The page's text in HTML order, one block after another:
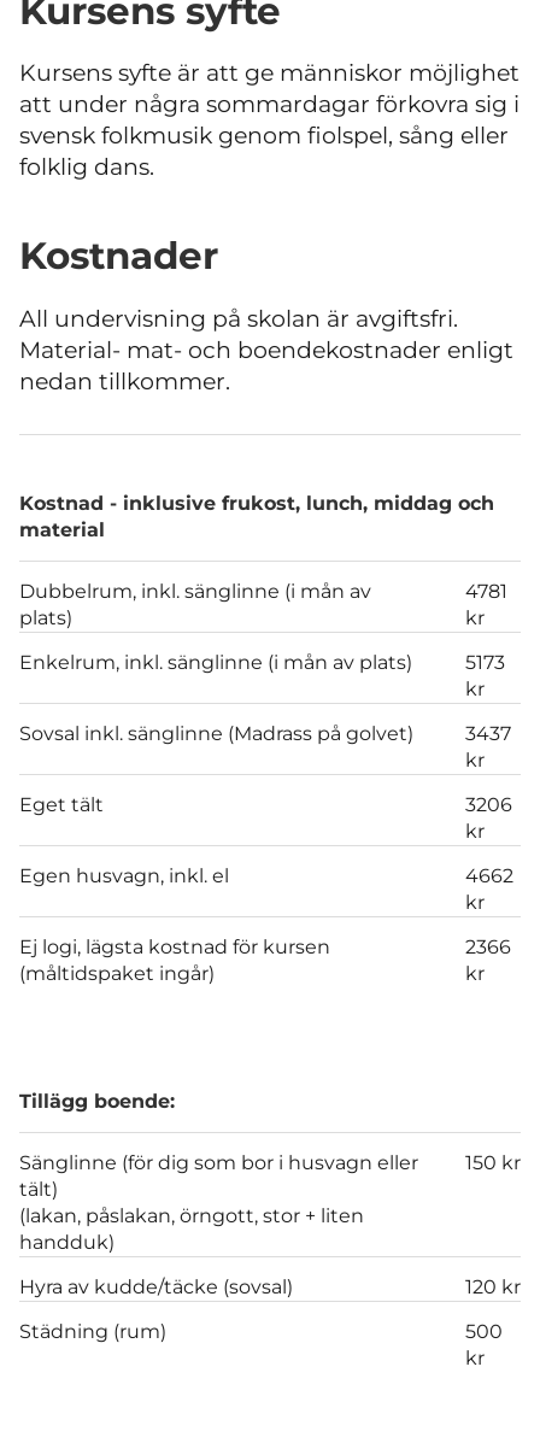
Kursens syfte
Kursens syfte är att ge människor möjlighet
att under några sommardagar förkovra sig i
svensk folkmusik genom fiolspel, sång eller
folklig dans.
Kostnader
All undervisning på skolan är avgiftsfri.
Material- mat- och boendekostnader enligt
nedan tillkommer.
Kostnad - inklusive frukost, lunch, middag och
material
Dubbelrum, inkl. sänglinne (i mån av
plats)
4781
kr
Enkelrum, inkl. sänglinne (i mån av plats)
5173
kr
Sovsal inkl. sänglinne (Madrass på golvet)
3437
kr
Eget tält
3206
kr
Egen husvagn, inkl. el
4662
kr
Ej logi, lägsta kostnad för kursen
(måltidspaket ingår)
2366
kr
Tillägg boende:
Sänglinne (för dig som bor i husvagn eller
tält)
(lakan, påslakan, örngott, stor + liten
handduk)
150 kr
Hyra av kudde/täcke (sovsal)
120 kr
Städning (rum)
500
kr